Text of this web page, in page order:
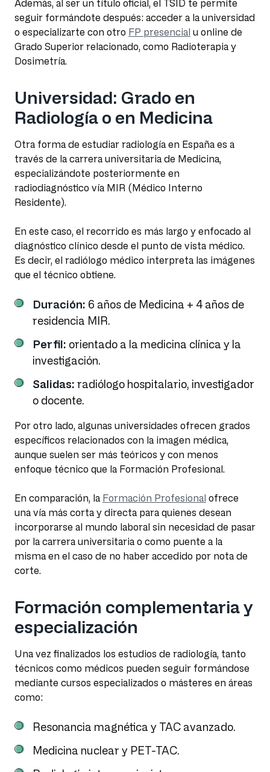
Además, al ser un título oficial, el TSID te permite
seguir formándote después: acceder a la universidad
o especializarte con otro FP presencial u online de
Grado Superior relacionado, como Radioterapia y
Dosimetría.
Universidad: Grado en
Radiología o en Medicina
Otra forma de estudiar radiología en España es a
través de la carrera universitaria de Medicina,
especializándote posteriormente en
radiodiagnóstico vía MIR (Médico Interno
Residente).
En este caso, el recorrido es más largo y enfocado al
diagnóstico clínico desde el punto de vista médico.
Es decir, el radiólogo médico interpreta las imágenes
que el técnico obtiene.
Duración: 6 años de Medicina + 4 años de
residencia MIR.
Perfil: orientado a la medicina clínica y la
investigación.
Salidas: radiólogo hospitalario, investigador
o docente.
Por otro lado, algunas universidades ofrecen grados
específicos relacionados con la imagen médica,
aunque suelen ser más teóricos y con menos
enfoque técnico que la Formación Profesional.
En comparación, la Formación Profesional ofrece
una vía más corta y directa para quienes desean
incorporarse al mundo laboral sin necesidad de pasar
por la carrera universitaria o como puente a la
misma en el caso de no haber accedido por nota de
corte.
Formación complementaria y
especialización
Una vez finalizados los estudios de radiología, tanto
técnicos como médicos pueden seguir formándose
mediante cursos especializados o másteres en áreas
como:
Resonancia magnética y TAC avanzado.
Medicina nuclear y PET-TAC.